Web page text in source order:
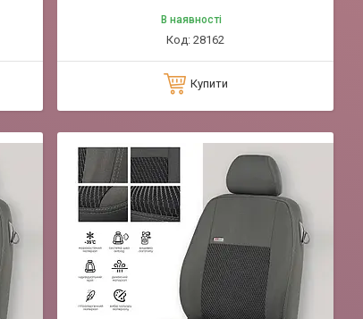
В наявності
28162
Купити